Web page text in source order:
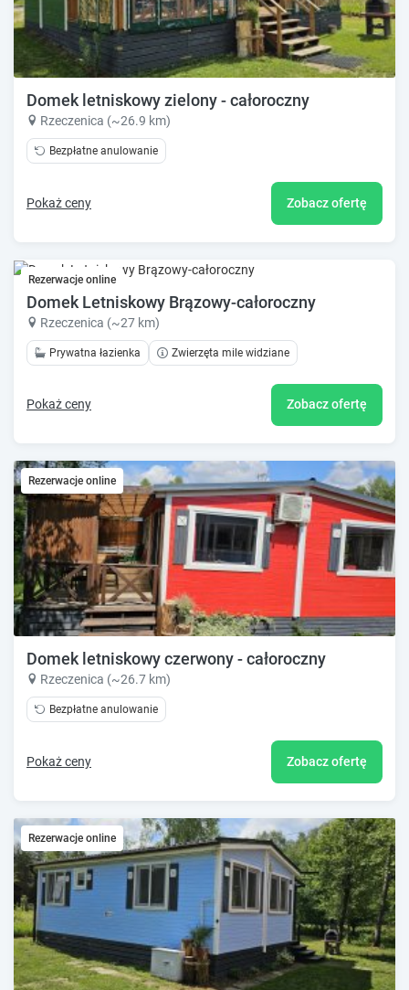
Domek letniskowy zielony - całoroczny
Rzeczenica (~26.9 km)
Bezpłatne anulowanie
Pokaż ceny Zobacz ofertę
Rezerwacje online
Domek Letniskowy Brązowy-całoroczny
Rzeczenica (~27 km)
Prywatna łazienka Zwierzęta mile widziane
Pokaż ceny Zobacz ofertę
Rezerwacje online
Domek letniskowy czerwony - całoroczny
Rzeczenica (~26.7 km)
Bezpłatne anulowanie
Pokaż ceny Zobacz ofertę
Rezerwacje online